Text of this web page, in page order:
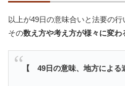
以上が49日の意味合いと法要の
その数え方や考え方が様々に変わ
【 49日の意味、地方による